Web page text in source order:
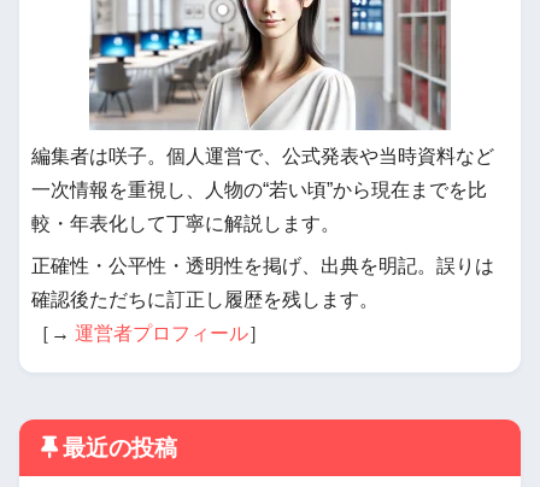
編集者は咲子。個人運営で、公式発表や当時資料など
一次情報を重視し、人物の“若い頃”から現在までを比
較・年表化して丁寧に解説します。
正確性・公平性・透明性を掲げ、出典を明記。誤りは
確認後ただちに訂正し履歴を残します。
［→ 運営者プロフィール］
最近の投稿